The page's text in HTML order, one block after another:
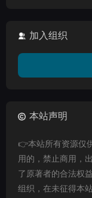
加入组织
本站声明
👉本站所有资源仅
用的，禁止商用，
了原著者的合法权
组织，在未征得本